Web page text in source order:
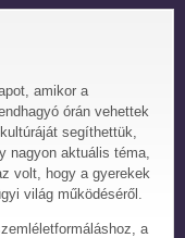
amikor a
órán vehettek
segíthettük,
nagyon aktuális téma,
volt, hogy a gyerekek
világ működéséről.
a